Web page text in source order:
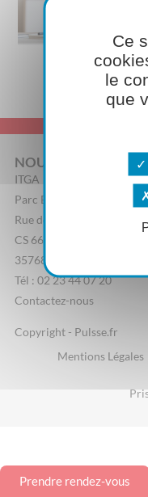
NOUS CONTACTER
ITGA
Parc Edonia, Bâtiment R
Rue de la Terre Adélie
CS 66862
35768 Saint-Grégoire
Tél : 02 23 44 07 20
Contactez-nous
Copyright - Pulsse.fr
Mentions Légales
Prendre rendez-vous
Ce
le
que